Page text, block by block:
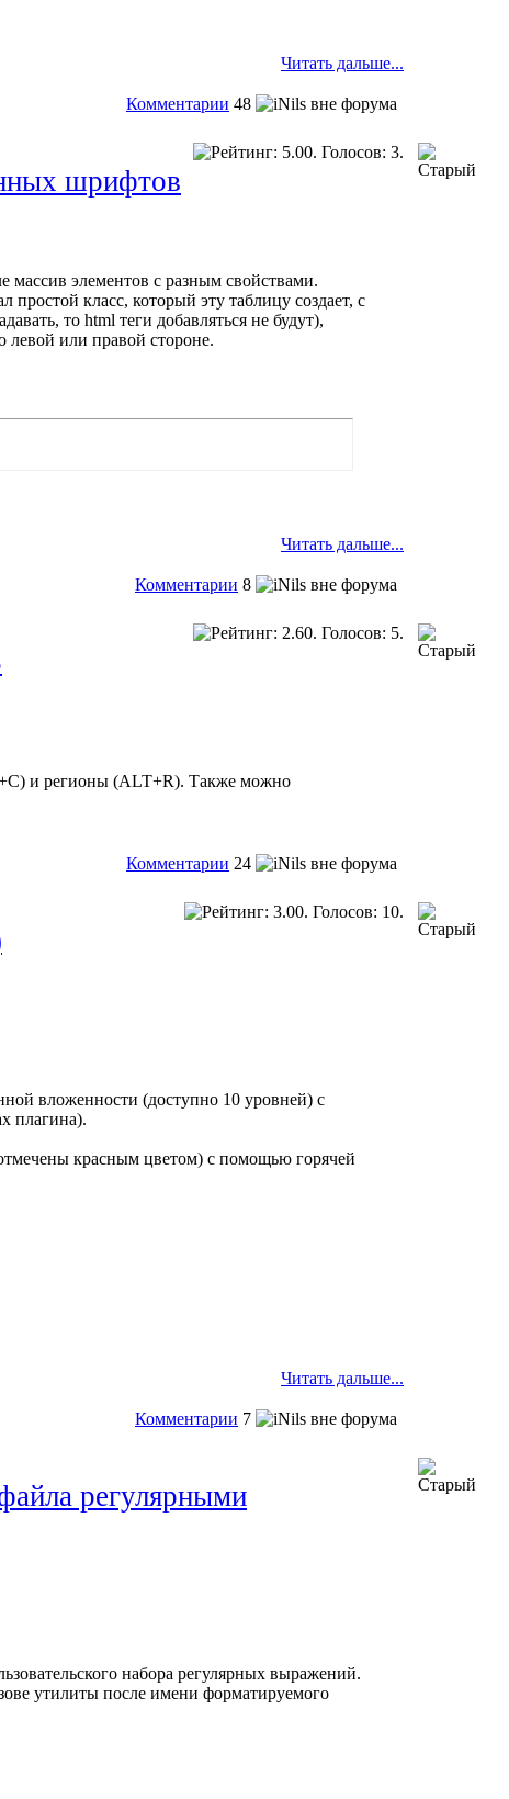
Читать дальше...
Комментарии 48
шрифтов
массив элементов с разным свойствами.
класс, который эту таблицу создает, с
то html теги добавляться не будут),
или правой стороне.
Читать дальше...
Комментарии 8
и регионы (ALT+R). Также можно
Комментарии 24
вложенности (доступно 10 уровней) с
плагина).
красным цветом) с помощью горячей
Читать дальше...
Комментарии 7
регулярными
набора регулярных выражений.
утилиты после имени форматируемого